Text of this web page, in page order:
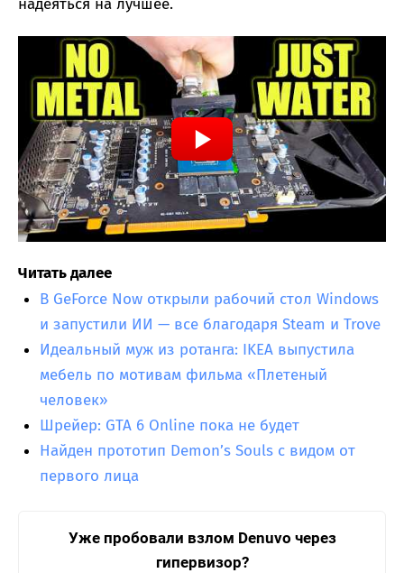
надеяться на лучшее.
Читать далее
В GeForce Now открыли рабочий стол Windows
и запустили ИИ — все благодаря Steam и Trove
Идеальный муж из ротанга: IKEA выпустила
мебель по мотивам фильма «Плетеный
человек»
Шрейер: GTA 6 Online пока не будет
Найден прототип Demon’s Souls с видом от
первого лица
Уже пробовали взлом Denuvo через
гипервизор?